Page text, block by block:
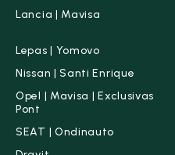
Lancia | Mavisa
Lepas | Yomovo
Nissan | Santi Enrique
Opel | Mavisa | Exclusivas
Pont
SEAT | Ondinauto